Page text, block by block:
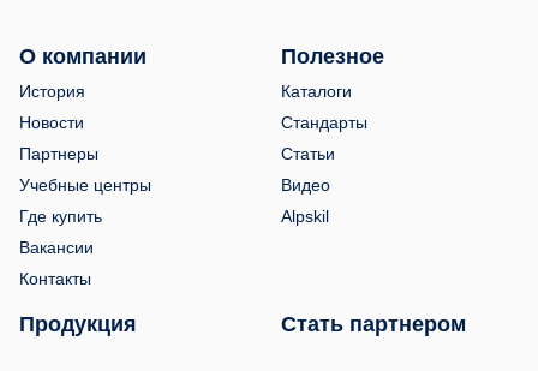
О компании
История
Новости
Партнеры
Учебные центры
Где купить
Вакансии
Контакты
Полезное
Каталоги
Стандарты
Статьи
Видео
Alpskil
Продукция Стать партнером